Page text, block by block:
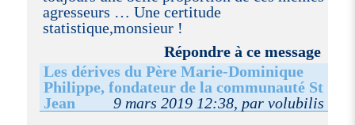
agresseurs … Une certitude
statistique,monsieur !
Répondre à ce message
Les dérives du Père Marie-Dominique
Philippe, fondateur de la communauté St
Jean
9 mars 2019 12:38, par volubilis